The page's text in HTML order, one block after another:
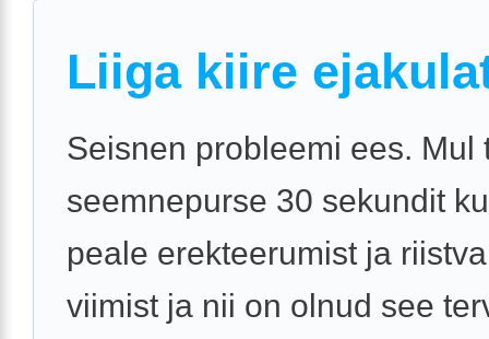
Liiga kiire
Seisnen probleemi ees. Mul
seemnepurse 30 sekundit
peale erekteerumist ja
viimist ja nii on olnud see